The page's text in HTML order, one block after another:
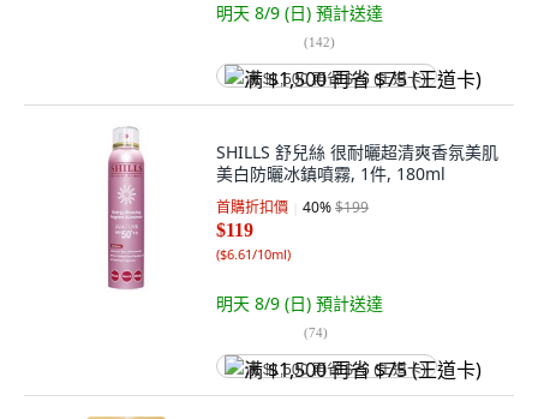
明天 8/9 (日) 預計送達
(142)
满 $1,500 再省 $75 (王道卡)
SHILLS 舒兒絲 很耐曬超清爽香氛美肌
美白防曬冰鎮噴霧, 1件, 180ml
首購折扣價 40%$199
$119
($6.61/10ml)
明天 8/9 (日) 預計送達
(74)
满 $1,500 再省 $75 (王道卡)